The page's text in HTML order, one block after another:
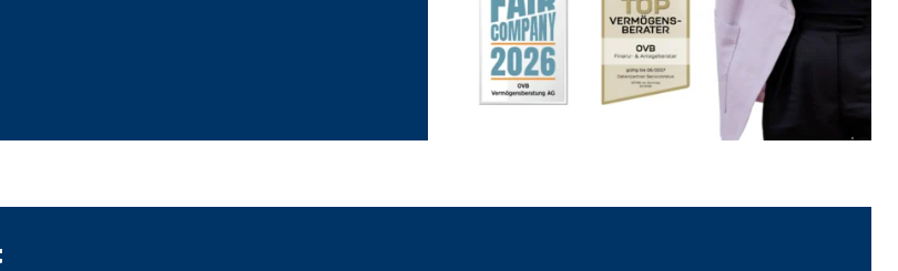
Webseite standardmäßig blockiert. Durch das Akzeptieren von externen Medien